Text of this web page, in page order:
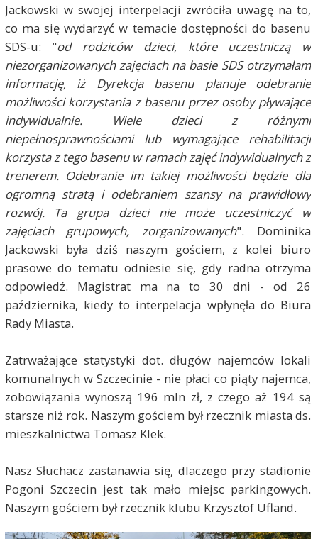
Jackowski w swojej interpelacji zwróciła uwagę na to,
co ma się wydarzyć w temacie dostępności do basenu
SDS-u: "od rodziców dzieci, które uczestniczą w
niezorganizowanych zajęciach na basie SDS otrzymałam
informację, iż Dyrekcja basenu planuje odebranie
możliwości korzystania z basenu przez osoby pływające
indywidualnie. Wiele dzieci z różnymi
niepełnosprawnościami lub wymagające rehabilitacji
korzysta z tego basenu w ramach zajęć indywidualnych z
trenerem. Odebranie im takiej możliwości będzie dla
ogromną stratą i odebraniem szansy na prawidłowy
rozwój. Ta grupa dzieci nie może uczestniczyć w
zajęciach grupowych, zorganizowanych". Dominika
Jackowski była dziś naszym gościem, z kolei biuro
prasowe do tematu odniesie się, gdy radna otrzyma
odpowiedź. Magistrat ma na to 30 dni - od 26
października, kiedy to interpelacja wpłynęła do Biura
Rady Miasta.
Zatrważające statystyki dot. długów najemców lokali
komunalnych w Szczecinie - nie płaci co piąty najemca,
zobowiązania wynoszą 196 mln zł, z czego aż 194 są
starsze niż rok. Naszym gościem był rzecznik miasta ds.
mieszkalnictwa Tomasz Klek.
Nasz Słuchacz zastanawia się, dlaczego przy stadionie
Pogoni Szczecin jest tak mało miejsc parkingowych.
Naszym gościem był rzecznik klubu Krzysztof Ufland.